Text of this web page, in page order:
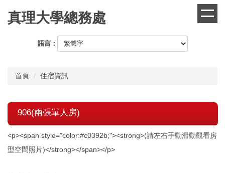
真理大學總務處
語言：
首頁 住宿資訊
906(兩張單人房)
<p><span style="color:#c0392b;"><strong>(請左右手動滑動觀看房
型空間照片)</strong></span></p>